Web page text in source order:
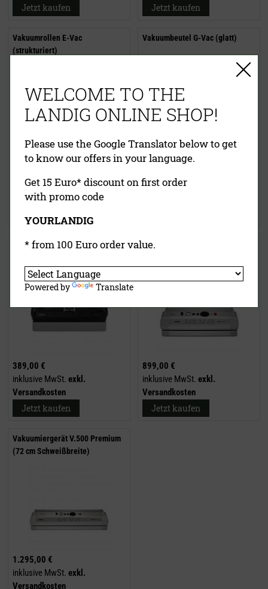
Jetzt kaufen Jetzt kaufen
Vakuumrollen E-Vac
(strukturiert)
21,50 €(UVP)
inklusive MwSt.exkl.
Versandkosten
Vakuumbeutel G-Vac (glatt)
20,50 €
Versandkosten
Vakuumiergerät V.200 Premium
389,00 €
inklusive MwSt. exkl.
Versandkosten
Jetzt kaufen
Vakuumiergerät V.400 Premium
899,00 €
inklusive MwSt. exkl.
Versandkosten
Jetzt kaufen
Vakuumiergerät V.500 Premium
(72 cm Schweißbreite)
1.295,00 €
inklusive MwSt. exkl.
Versandkosten
WELCOME TO THE
LANDIG ONLINE SHOP!
Please use the Google Translator below to get
to know our offers in your language.
Get 15 Euro* discount on first order
with promo code
YOURLANDIG
* from 100 Euro order value.
Powered by Translate